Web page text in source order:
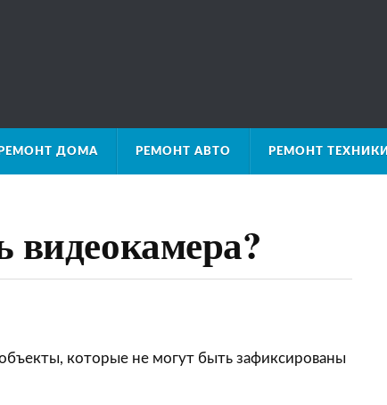
РЕМОНТ ДОМА РЕМОНТ АВТО РЕМОНТ ТЕХНИКИ
видеокамера?
которые не могут быть зафиксированы